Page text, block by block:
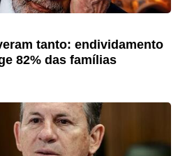
tanto: endividamento
82% das famílias